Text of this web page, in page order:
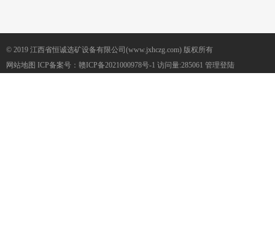
© 2019 江西省恒诚选矿设备有限公司(www.jxhczg.com) 版权所有
网站地图 ICP备案号： 赣ICP备2021000978号-1 访问量:285061 管理登陆